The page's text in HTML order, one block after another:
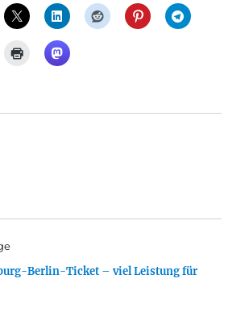
Berlin-Ticket – viel Leistung für